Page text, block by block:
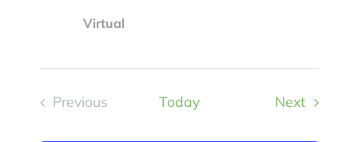
Virtual
Previous
Today NextEvents